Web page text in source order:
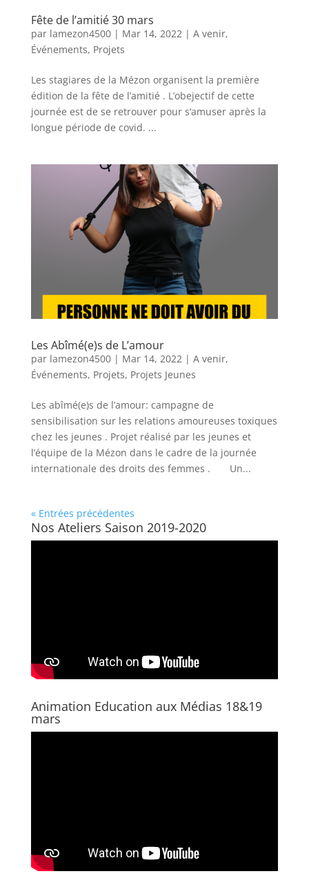
Fête de l’amitié 30 mars
par lamezon4500| Mar 14, 2022 | A venir,
Événements, Projets
Les stagiares de la Mézon organisent la première
édition de la fête de l’amitié . L’obejectif de cette
journée est de se retrouver pour s’amuser après la
longue période de covid. ...
Les Abîmé(e)s de L’amour
par lamezon4500| Mar 14, 2022 | A venir,
Événements, Projets, Projets Jeunes
Les abîmé(e)s de l’amour: campagne de
sensibilisation sur les relations amoureuses toxiques
chez les jeunes . Projet réalisé par les jeunes et
l’équipe de la Mézon dans le cadre de la journée
internationale des droits des femmes . Un...
« Entrées précédentes
Nos Ateliers Saison 2019-2020
Animation Education aux Médias 18&19
mars